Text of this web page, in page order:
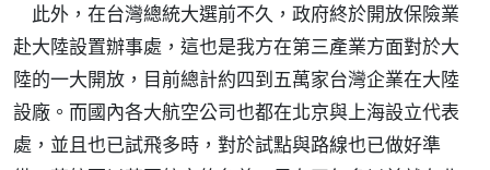
此外，在台灣總統大選前不久，政府終於開放保險業
赴大陸設置辦事處，這也是我方在第三產業方面對於大
陸的一大開放，目前總計約四到五萬家台灣企業在大陸
設廠。而國內各大航空公司也都在北京與上海設立代表
處，並且也已試飛多時，對於試點與路線也已做好準